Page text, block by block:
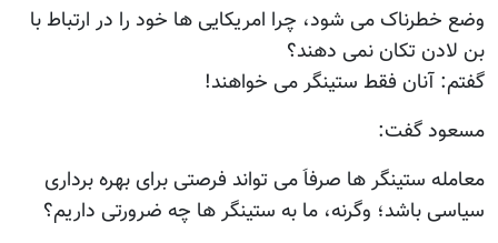
وضع خطرناک می شود، چرا امریکایی ها خود را در ارتباط با
بن لادن تکان نمی دهند؟
گفتم: آنان فقط ستینگر می خواهند!
مسعود گفت:
معامله ستینگر ها صرفاَ می تواند فرصتی برای بهره برداری
سیاسی باشد؛ وگرنه، ما به ستینگر ها چه ضرورتی داریم؟